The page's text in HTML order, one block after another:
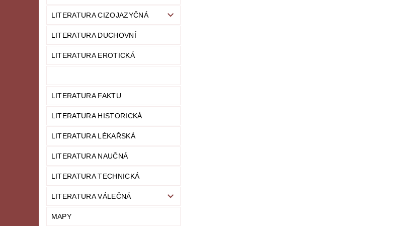
LITERATURA CIZOJAZYČNÁ
LITERATURA DUCHOVNÍ
LITERATURA EROTICKÁ
LITERATURA FAKTU
LITERATURA HISTORICKÁ
LITERATURA LÉKAŘSKÁ
LITERATURA NAUČNÁ
LITERATURA TECHNICKÁ
LITERATURA VÁLEČNÁ
MAPY